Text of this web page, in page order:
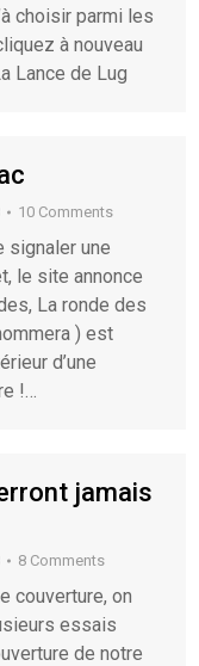
choisir parmi les
à nouveau
Lance de Lug
10 Comments
signaler une
le site annonce
La ronde des
) est
d’une
!…
jamais
8 Comments
couverture, on
essais
de notre